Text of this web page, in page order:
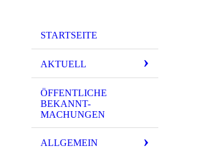
STARTSEITE
AKTUELL
ÖFFENTLICHE
BEKANNT-
MACHUNGEN
ALLGEMEIN